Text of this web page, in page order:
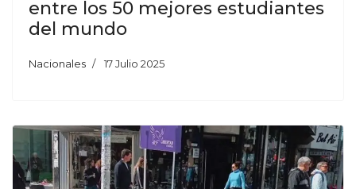
entre los 50 mejores estudiantes
del mundo
Nacionales 17 Julio 2025